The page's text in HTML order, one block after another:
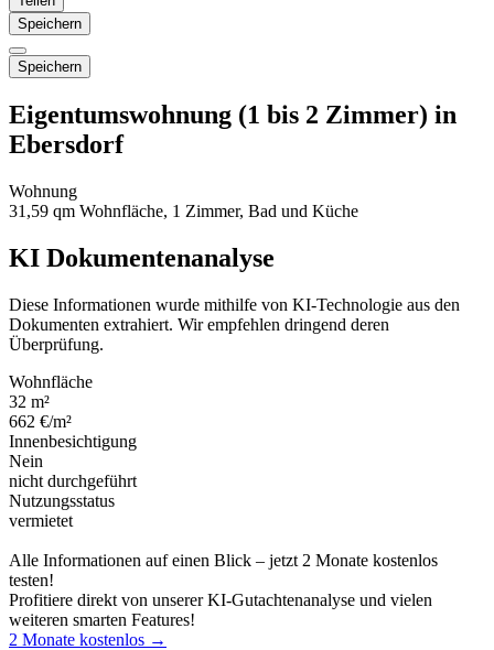
Speichern
Speichern
Eigentumswohnung (1 bis 2 Zimmer) in
Ebersdorf
Wohnung
31,59 qm Wohnfläche, 1 Zimmer, Bad und Küche
KI Dokumentenanalyse
Diese Informationen wurde mithilfe von KI-Technologie aus den
Dokumenten extrahiert. Wir empfehlen dringend deren
Überprüfung.
Wohnfläche
32 m²
662 €/m²
Innenbesichtigung
Nein
nicht durchgeführt
Nutzungsstatus
vermietet
Alle Informationen auf einen Blick – jetzt 2 Monate kostenlos
testen!
Profitiere direkt von unserer KI-Gutachtenanalyse und vielen
weiteren smarten Features!
2 Monate kostenlos →